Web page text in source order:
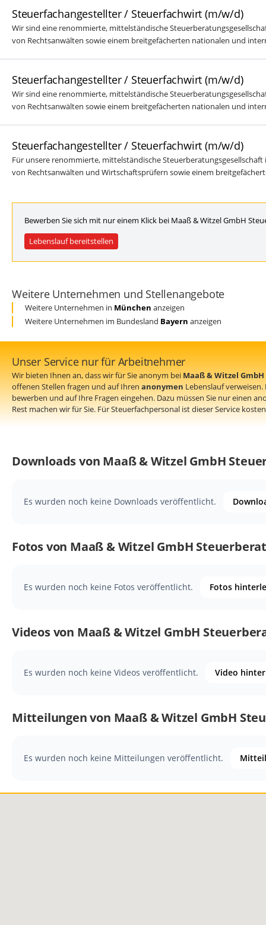
Steuerfachangestellter / Steuerfachwirt (m/w/d)
Wir sind eine renommierte, mittelständische
von Rechtsanwälten sowie einem breitgefächerten nationalen und
Steuerfachangestellter / Steuerfachwirt (m/w/d)
Wir sind eine renommierte, mittelständische
von Rechtsanwälten sowie einem breitgefächerten nationalen und
Steuerfachangestellter / Steuerfachwirt (m/w/d)
Für unsere renommierte, mittelständische
von Rechtsanwälten und Wirtschaftsprüfern sowie einem
Bewerben Sie sich mit nur einem Klick bei Maaß & Witzel GmbH
Lebenslauf bereitstellen
Weitere Unternehmen und Stellenangebote
Weitere Unternehmen in München anzeigen
Weitere Unternehmen im Bundesland Bayern anzeigen
Unser Service nur für Arbeitnehmer
Wir bieten Ihnen an, dass wir für Sie anonym bei Maaß & Witzel
offenen Stellen fragen und auf Ihren anonymen Lebenslauf
bewerben und auf Ihre Fragen eingehen. Dazu müssen Sie nur einen
Rest machen wir für Sie. Für Steuerfachpersonal ist dieser Service
Downloads von Maaß & Witzel GmbH
Es wurden noch keine Downloads veröffentlicht.
Fotos von Maaß & Witzel GmbH
Es wurden noch keine Fotos veröffentlicht. Fotos
Videos von Maaß & Witzel GmbH
Es wurden noch keine Videos veröffentlicht. Video
Mitteilungen von Maaß & Witzel GmbH
Es wurden noch keine Mitteilungen veröffentlicht.